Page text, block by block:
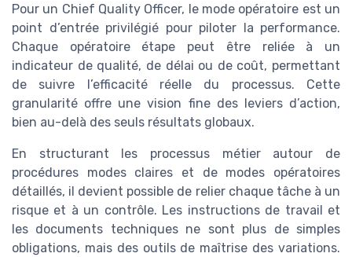
Pour un Chief Quality Officer, le mode opératoire est un
point d’entrée privilégié pour piloter la performance.
Chaque opératoire étape peut être reliée à un
indicateur de qualité, de délai ou de coût, permettant
de suivre l’efficacité réelle du processus. Cette
granularité offre une vision fine des leviers d’action,
bien au-delà des seuls résultats globaux.
En structurant les processus métier autour de
procédures modes claires et de modes opératoires
détaillés, il devient possible de relier chaque tâche à un
risque et à un contrôle. Les instructions de travail et
les documents techniques ne sont plus de simples
obligations, mais des outils de maîtrise des variations.